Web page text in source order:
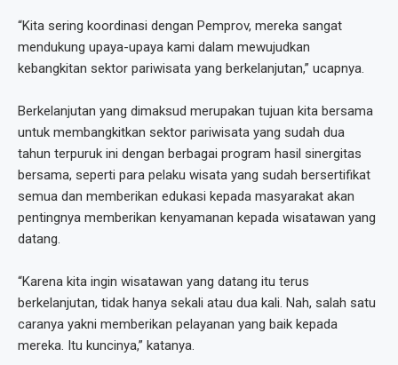
“Kita sering koordinasi dengan Pemprov, mereka sangat
mendukung upaya-upaya kami dalam mewujudkan
kebangkitan sektor pariwisata yang berkelanjutan,” ucapnya.
Berkelanjutan yang dimaksud merupakan tujuan kita bersama
untuk membangkitkan sektor pariwisata yang sudah dua
tahun terpuruk ini dengan berbagai program hasil sinergitas
bersama, seperti para pelaku wisata yang sudah bersertifikat
semua dan memberikan edukasi kepada masyarakat akan
pentingnya memberikan kenyamanan kepada wisatawan yang
datang.
“Karena kita ingin wisatawan yang datang itu terus
berkelanjutan, tidak hanya sekali atau dua kali. Nah, salah satu
caranya yakni memberikan pelayanan yang baik kepada
mereka. Itu kuncinya,” katanya.